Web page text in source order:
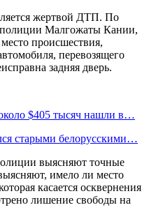
жертвой ДТП. По
полиции Малгожаты Кании,
происшествия,
перевозящего
задняя дверь.
$405 тысяч нашли в…
старыми белорусскими…
выясняют точные
имело ли место
касается осквернения
лишение свободы на